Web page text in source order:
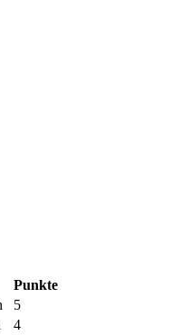
Punkte
5
4